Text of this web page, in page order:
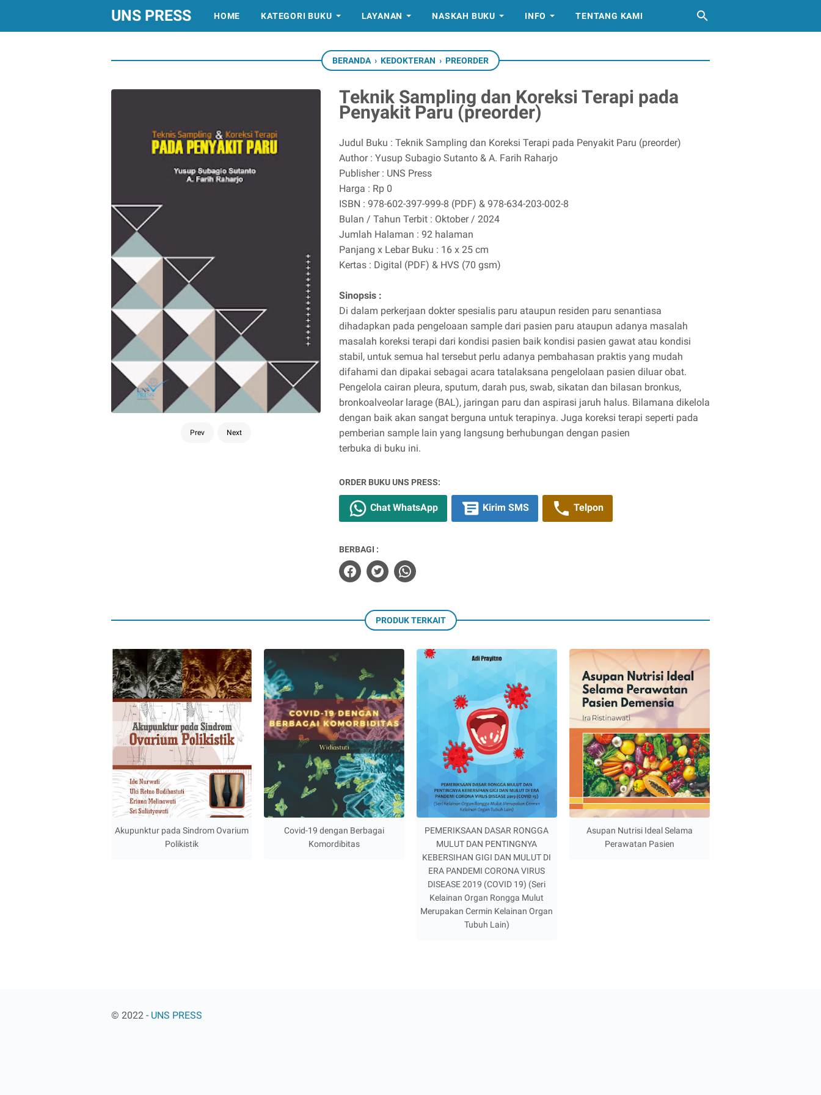
UNS PRESS HOME KATEGORI BUKU LAYANAN NASKAH BUKU INFO TENTANG KAMI
BERANDA › KEDOKTERAN › PREORDER
Teknik Sampling dan Koreksi Terapi pada
Penyakit Paru (preorder)
Prev Next
Judul Buku : Teknik Sampling dan Koreksi Terapi pada Penyakit Paru (preorder)
Author : Yusup Subagio Sutanto & A. Farih Raharjo
Publisher : UNS Press
Harga : Rp 0
ISBN : 978-602-397-999-8 (PDF) & 978-634-203-002-8
Bulan / Tahun Terbit : Oktober / 2024
Jumlah Halaman : 92 halaman
Panjang x Lebar Buku : 16 x 25 cm
Kertas : Digital (PDF) & HVS (70 gsm)
Sinopsis :
Di dalam perkerjaan dokter spesialis paru ataupun residen paru senantiasa
dihadapkan pada pengeloaan sample dari pasien paru ataupun adanya masalah
masalah koreksi terapi dari kondisi pasien baik kondisi pasien gawat atau kondisi
stabil, untuk semua hal tersebut perlu adanya pembahasan praktis yang mudah
difahami dan dipakai sebagai acara tatalaksana pengelolaan pasien diluar obat.
Pengelola cairan pleura, sputum, darah pus, swab, sikatan dan bilasan bronkus,
bronkoalveolar larage (BAL), jaringan paru dan aspirasi jaruh halus. Bilamana dikelola
dengan baik akan sangat berguna untuk terapinya. Juga koreksi terapi seperti pada
pemberian sample lain yang langsung berhubungan dengan pasien
terbuka di buku ini.
ORDER BUKU UNS PRESS:
Chat WhatsApp Kirim SMS Telpon
BERBAGI :
PRODUK TERKAIT
Akupunktur pada Sindrom Ovarium
Polikistik
Covid-19 dengan Berbagai
Komordibitas
PEMERIKSAAN DASAR RONGGA
MULUT DAN PENTINGNYA
KEBERSIHAN GIGI DAN MULUT DI
ERA PANDEMI CORONA VIRUS
DISEASE 2019 (COVID 19) (Seri
Kelainan Organ Rongga Mulut
Merupakan Cermin Kelainan Organ
Tubuh Lain)
Asupan Nutrisi Ideal Selama
Perawatan Pasien
© 2022 - UNS PRESS